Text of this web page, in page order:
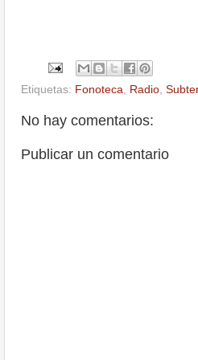
Etiquetas: Fonoteca, Radio,
No hay comentarios:
Publicar un comentario